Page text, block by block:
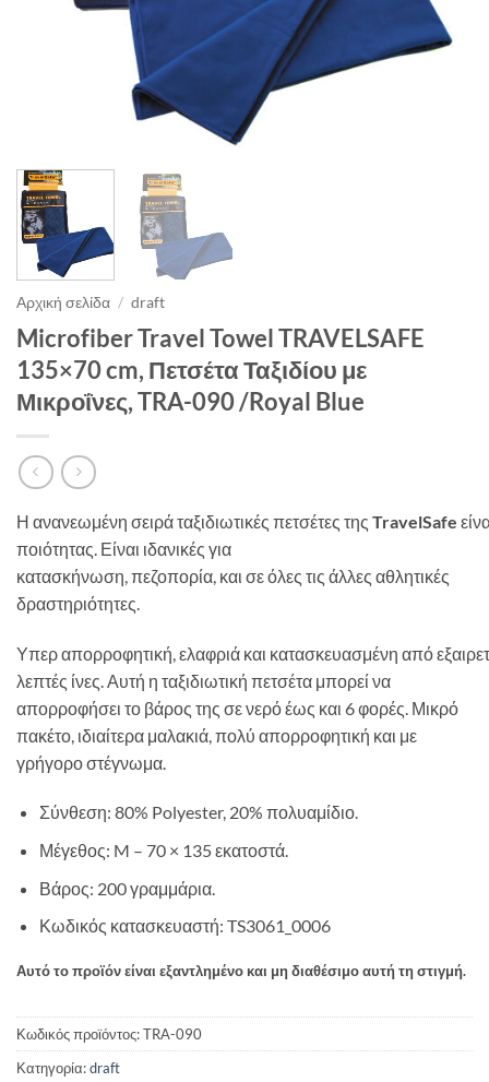
Αρχική σελίδα / draft
Microfiber Travel Towel TRAVELSAFE
135×70 cm, Πετσέτα Ταξιδίου με
Μικροΐνες, TRA-090 /Royal Blue
Η ανανεωμένη σειράταξιδιωτικές πετσέτες της TravelSafe
ποιότητας Είναι ιδανικές για
κατασκήνωση πεζοπορία και σεόλες τις άλλες αθλητικές
δραστηριότητες
Υπεραπορροφητική ελαφριά και κατασκευασμένη από
λεπτές ίνες Αυτή η ταξιδιωτική πετσέτα μπορεί να
απορροφήσει το βάρος της σενερόέως και 6φορές Μικρό
πακέτο ιδιαίτερα μαλακιά πολύ απορροφητική και με
γρήγορο στέγνωμα
Σύνθεση: 80% Polyester, 20% πολυαμίδιο.
Μέγεθος: M – 70 × 135 εκατοστά.
Βάρος: 200γραμμάρια.
Κωδικός κατασκευαστή: TS3061_0006
Αυτό το προϊόν είναι εξαντλημένο και μη διαθέσιμο αυτή τη στιγμή.
Κωδικός προϊόντος:TRA-090
Κατηγορία:draft